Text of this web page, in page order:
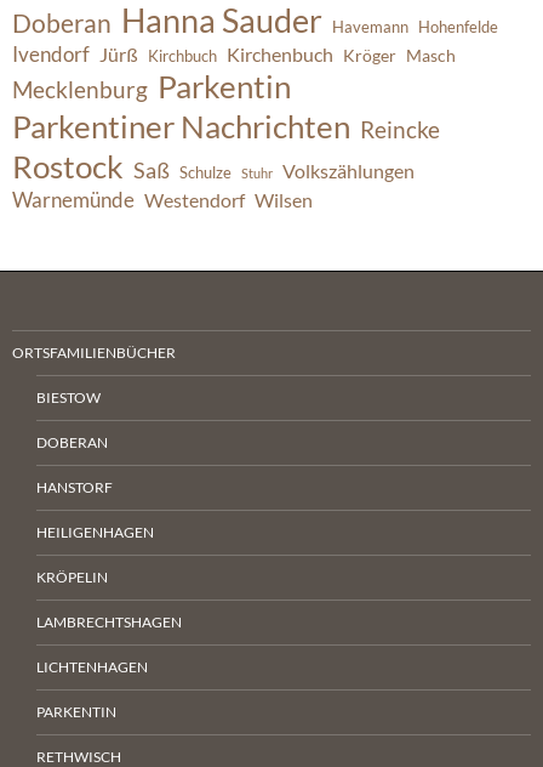
Doberan Hanna Sauder Havemann Hohenfelde
Ivendorf Jürß Kirchbuch Kirchenbuch Kröger Masch
Mecklenburg Parkentin
Parkentiner Nachrichten Reincke
Rostock Saß Schulze Stuhr Volkszählungen
Warnemünde Westendorf Wilsen
ORTSFAMILIENBÜCHER
BIESTOW
DOBERAN
HANSTORF
HEILIGENHAGEN
KRÖPELIN
LAMBRECHTSHAGEN
LICHTENHAGEN
PARKENTIN
RETHWISCH